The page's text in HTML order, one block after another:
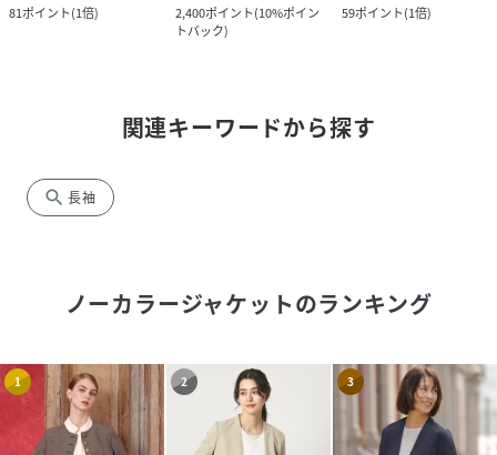
81ポイント(1倍)
2,400ポイント(10%ポイン
トバック)
59ポイント(1倍)
関連キーワードから探す
search 長袖
ノーカラージャケットのランキング
1 2 3